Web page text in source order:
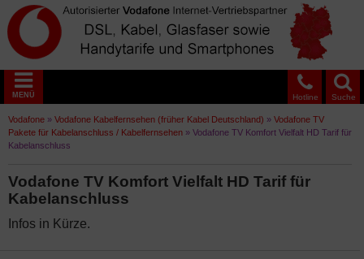
Suche
Hotline
MENÜ
Vodafone » Vodafone Kabelfernsehen (früher Kabel Deutschland) » Vodafone TV
Pakete für Kabelanschluss / Kabelfernsehen » Vodafone TV Komfort Vielfalt HD Tarif für
Kabelanschluss
Vodafone TV Komfort Vielfalt HD Tarif für
Kabelanschluss
Infos in Kürze.